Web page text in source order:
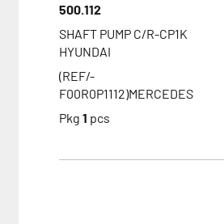
500.112
SHAFT PUMP C/R-CP1K
HYUNDAI
(REF/-
F00R0P1112)MERCEDES
Pkg 1 pcs